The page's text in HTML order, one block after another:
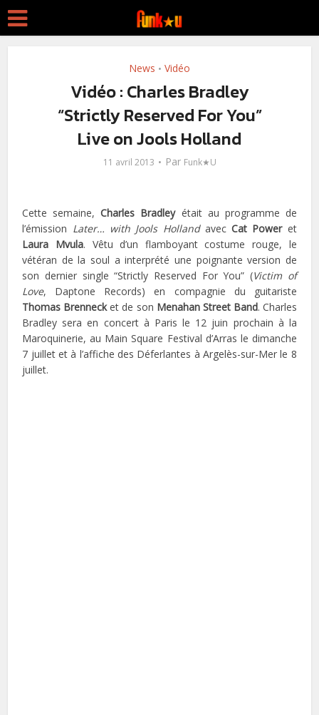
News • Vidéo
Vidéo : Charles Bradley
“Strictly Reserved For You”
Live on Jools Holland
11 avril 2013 Par Funk★U
Cette semaine,Charles Bradleyétait au programme de
l’émission Later… with Jools HollandavecCat Poweret
Laura Mvula. Vêtu d’un flamboyant costume rouge, le
vétéran de la soul a interprété une poignante version de
son dernier single “Strictly Reserved For You” (Victim of
Love, Daptone Records) en compagnie du guitariste
Thomas Brennecket de son Menahan Street Band. Charles
Bradley sera en concert à Paris le 12 juin prochain à la
Maroquinerie, au Main Square Festival d’Arras le dimanche
7 juillet et à l’affiche des Déferlantes à Argelès-sur-Mer le 8
juillet.